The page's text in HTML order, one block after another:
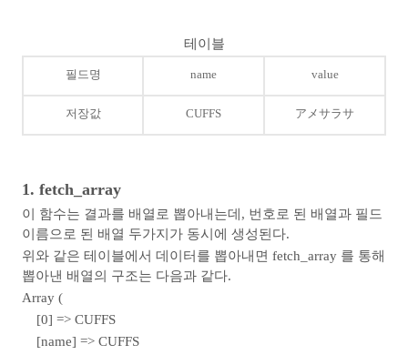
테이블
필드명 name value
저장값 CUFFS アメサラサ
1. fetch_array
이 함수는 결과를 배열로 뽑아내는데, 번호로 된 배열과 필드
이름으로 된 배열 두가지가 동시에 생성된다.
위와 같은 테이블에서 데이터를 뽑아내면 fetch_array 를 통해
뽑아낸 배열의 구조는 다음과 같다.
Array (
[0] => CUFFS
[name] => CUFFS